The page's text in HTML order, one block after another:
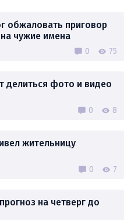
обжаловать приговор
чужие имена
0 75
делиться фото и видео
0 8
жительницу
0 7
на четверг до